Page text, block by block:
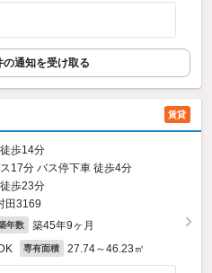
の通知を受け取る
賃貸
歩14分
17分 バス停下車 徒歩4分
歩23分
田3169
年数 築45年9ヶ月
専有面積 27.74～46.23㎡